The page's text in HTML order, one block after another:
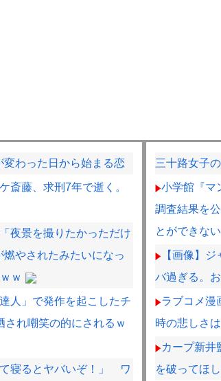
変わった日から始まる恋
斎藤、求刑7年で逝く。
夜景を撮りたかっただけ
やされたみたいになっ
ｗ
人」で発作を起こしたチ
され嘲笑の的にされるｗ
寝るとヤバいぞ！」 ワ
三十路女子
小学館『マ
調査結果を
とができな
【画像】
バ過ぎる。
ラブコメ漫
時の悲しさ
カープ新井
を破ってほ